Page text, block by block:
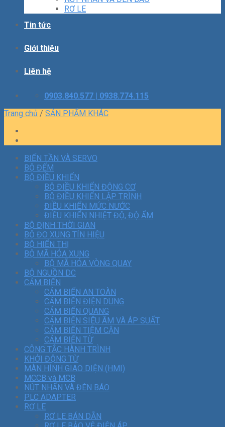
RƠ LE
Tin tức
Giới thiệu
Liên hệ
0903.840.577 | 0938.774.115
Trang chủ / SẢN PHẨM KHÁC
BIẾN TẦN VÀ SERVO
BỘ ĐẾM
BỘ ĐIỀU KHIỂN
BỘ ĐIỀU KHIỂN ĐỘNG CƠ
BỘ ĐIỀU KHIỂN LẬP TRÌNH
ĐIỀU KHIỂN MỨC NƯỚC
ĐIỀU KHIỂN NHIỆT ĐỘ, ĐỘ ẨM
BỘ ĐỊNH THỜI GIAN
BỘ ĐO XUNG TÍN HIỆU
BỘ HIỂN THỊ
BỘ MÃ HÓA XUNG
BỘ MÃ HÓA VÒNG QUAY
BỘ NGUỒN DC
CẢM BIẾN
CẢM BIẾN AN TOÀN
CẢM BIẾN ĐIỆN DUNG
CẢM BIẾN QUANG
CẢM BIẾN SIÊU ÂM VÀ ÁP SUẤT
CẢM BIẾN TIỆM CẬN
CẢM BIẾN TỪ
CÔNG TẮC HÀNH TRÌNH
KHỞI ĐỘNG TỪ
MÀN HÌNH GIAO DIỆN (HMI)
MCCB và MCB
NÚT NHẤN VÀ ĐÈN BÁO
PLC ADAPTER
RƠ LE
RƠ LE BÁN DẪN